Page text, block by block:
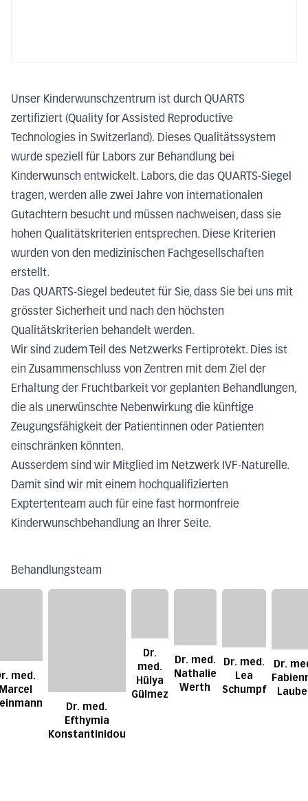
Unser Kinderwunschzentrum ist durch QUARTS
zertifiziert (Quality for Assisted Reproductive
Technologies in Switzerland). Dieses Qualitätssystem
wurde speziell für Labors zur Behandlung bei
Kinderwunsch entwickelt. Labors, die das QUARTS-Siegel
tragen, werden alle zwei Jahre von internationalen
Gutachtern besucht und müssen nachweisen, dass sie
hohen Qualitätskriterien entsprechen. Diese Kriterien
wurden von den medizinischen Fachgesellschaften
erstellt.
Das QUARTS-Siegel bedeutet für Sie, dass Sie bei uns mit
grösster Sicherheit und nach den höchsten
Qualitätskriterien behandelt werden.
Wir sind zudem Teil des Netzwerks Fertiprotekt. Dies ist
ein Zusammenschluss von Zentren mit dem Ziel der
Erhaltung der Fruchtbarkeit vor geplanten Behandlungen,
die als unerwünschte Nebenwirkung die künftige
Zeugungsfähigkeit der Patientinnen oder Patienten
einschränken könnten.
Ausserdem sind wir Mitglied im Netzwerk IVF-Naturelle.
Damit sind wir mit einem hochqualifizierten
Exptertenteam auch für eine fast hormonfreie
Kinderwunschbehandlung an Ihrer Seite.
Behandlungsteam
med.
Dr. med.
Efthymia
Konstantinidou
Dr.
med.
Hülya
Gülmez
Dr. med.
Nathalie
Werth
Dr. med.
Lea
Schumpf
Dr.